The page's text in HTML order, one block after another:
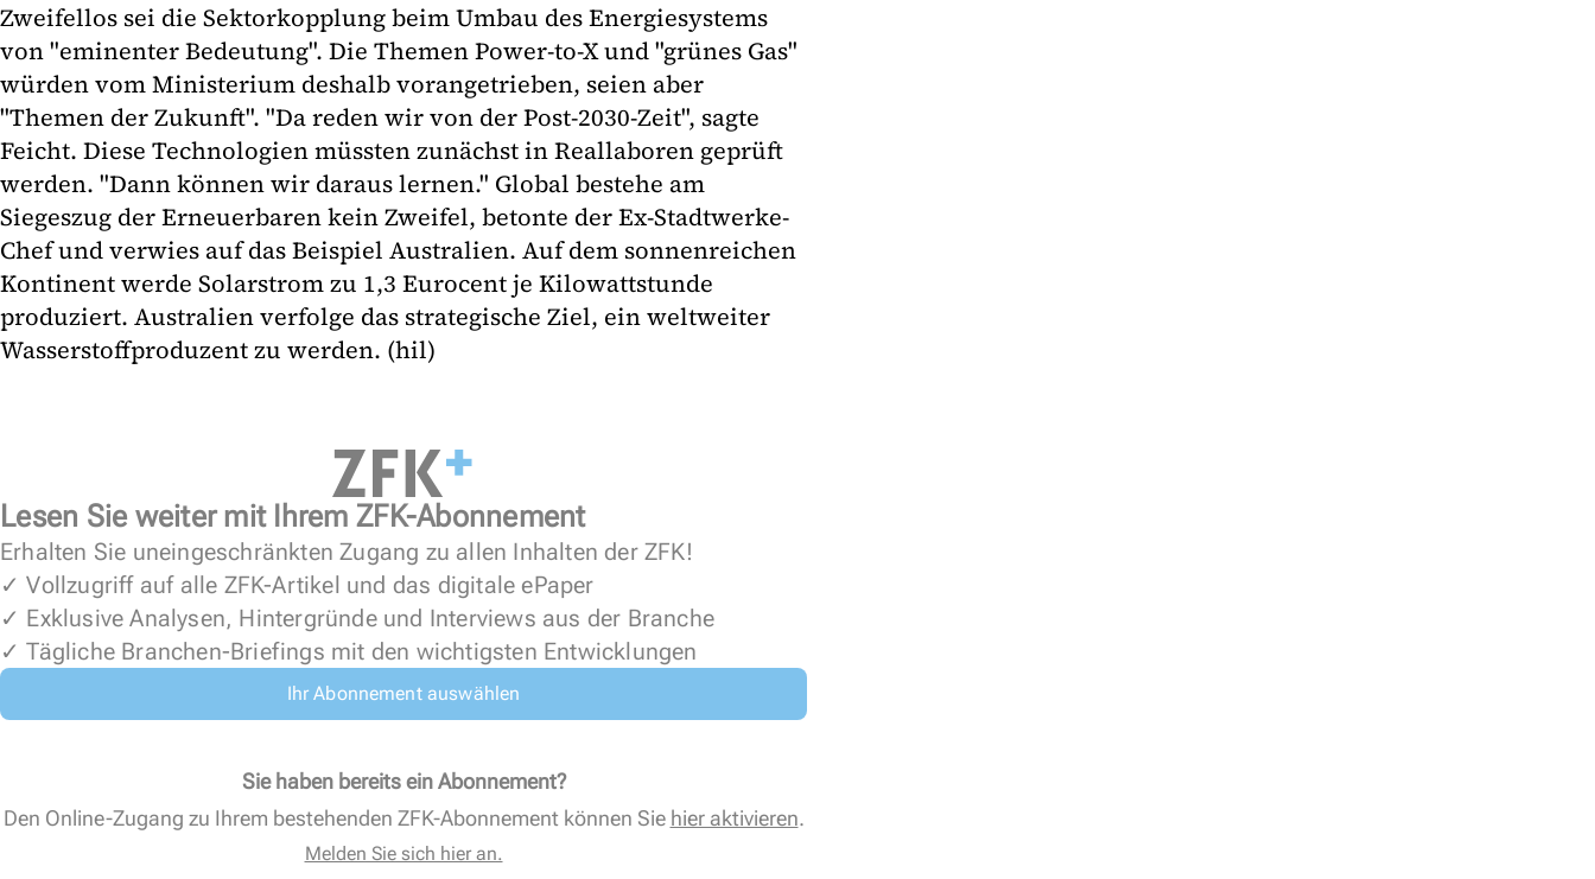
Zweifellos sei die Sektorkopplung beim Umbau des Energiesystems
von "eminenter Bedeutung". Die Themen Power-to-X und "grünes Gas"
würden vom Ministerium deshalb vorangetrieben, seien aber
"Themen der Zukunft". "Da reden wir von der Post-2030-Zeit", sagte
Feicht. Diese Technologien müssten zunächst in Reallaboren geprüft
werden. "Dann können wir daraus lernen." Global bestehe am
Siegeszug der Erneuerbaren kein Zweifel, betonte der Ex-Stadtwerke-
Chef und verwies auf das Beispiel Australien. Auf dem sonnenreichen
Kontinent werde Solarstrom zu 1,3 Eurocent je Kilowattstunde
produziert. Australien verfolge das strategische Ziel, ein weltweiter
Wasserstoffproduzent zu werden. (hil)
Lesen Sie weiter mit Ihrem ZFK-Abonnement
Erhalten Sie uneingeschränkten Zugang zu allen Inhalten der ZFK!
✓ Vollzugriff auf alle ZFK-Artikel und das digitale ePaper
✓ Exklusive Analysen, Hintergründe und Interviews aus der Branche
✓ Tägliche Branchen-Briefings mit den wichtigsten Entwicklungen
Ihr Abonnement auswählen
Sie haben bereits ein Abonnement?
Den Online-Zugang zu Ihrem bestehenden ZFK-Abonnement können Sie hier aktivieren.
Melden Sie sich hier an.